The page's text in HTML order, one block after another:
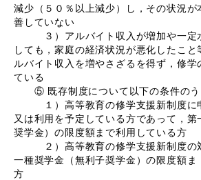
減少（５０％以上減少）し，その状況が
善していない
３）アルバイト収入が増加や一定水
しても，家庭の経済状況が悪化したこと
ルバイト収入を増やさざるを得ず，修学
ている
⑤ 既存制度について以下の条件のう
１）高等教育の修学支援新制度に
又は利用を予定している方であって，第
奨学金）の限度額まで利用している方
２）高等教育の修学支援新制度の
一種奨学金（無利子奨学金）の限度
方